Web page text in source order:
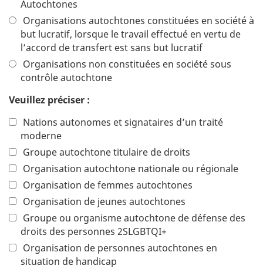
Autochtones
Organisations autochtones constituées en société à
but lucratif, lorsque le travail effectué en vertu de
l’accord de transfert est sans but lucratif
Organisations non constituées en société sous
contrôle autochtone
Veuillez préciser :
Nations autonomes et signataires d’un traité
moderne
Groupe autochtone titulaire de droits
Organisation autochtone nationale ou régionale
Organisation de femmes autochtones
Organisation de jeunes autochtones
Groupe ou organisme autochtone de défense des
droits des personnes 2SLGBTQI+
Organisation de personnes autochtones en
situation de handicap